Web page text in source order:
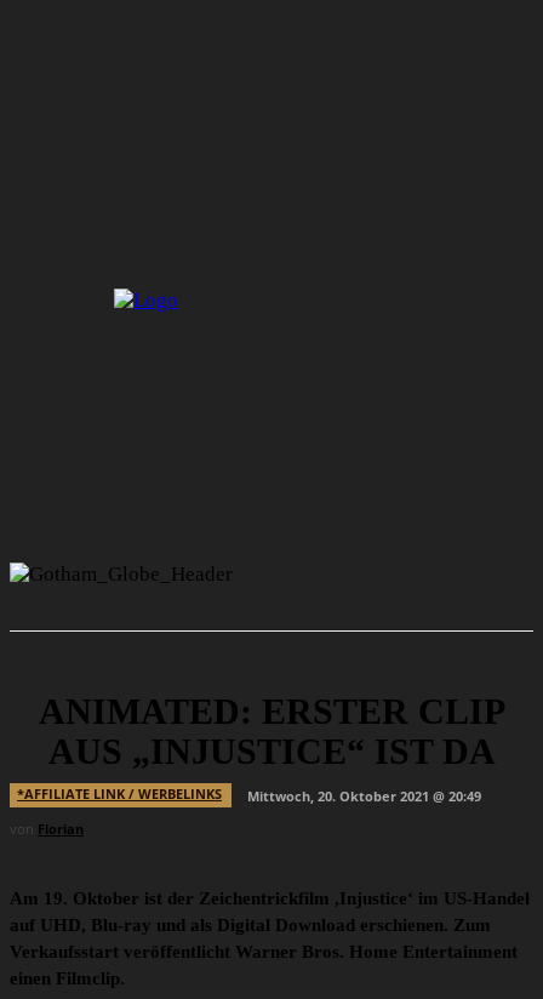
ANIMATED: ERSTER CLIP
AUS „INJUSTICE“ IST DA
*AFFILIATE LINK / WERBELINKS
Mittwoch, 20. Oktober 2021 @ 20:49
von Florian
Am 19. Oktober ist der Zeichentrickfilm ,Injustice‘ im US-Handel
auf UHD, Blu-ray und als Digital Download erschienen. Zum
Verkaufsstart veröffentlicht Warner Bros. Home Entertainment
einen Filmclip.